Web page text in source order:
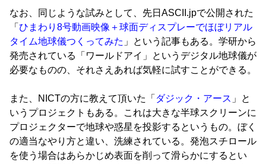
なお、同じような試みとして、先日ASCII.jpで公開された
「 ひまわり8号動画映像＋球面ディスプレーでほぼリアル
タイム地球儀つくってみた 」という記事もある。学研から
発売されている「ワールドアイ」というデジタル地球儀が
必要なものの、それさえあれば気軽に試すことができる。
また、NICTの方に教えて頂いた「 ダジック・アース 」と
いうプロジェクトもある。これは大きな半球スクリーンに
プロジェクターで地球や惑星を投影するというもの。ぼく
の適当なやり方と違い、洗練されている。発泡スチロール
を使う場合はあらかじめ表面を削って滑らかにするとい